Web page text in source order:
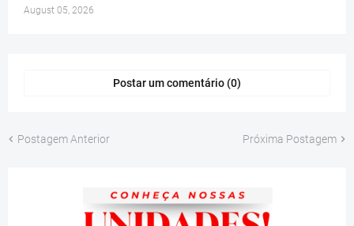
August 05, 2026
Postar um comentário (0)
Postagem Anterior Próxima Postagem